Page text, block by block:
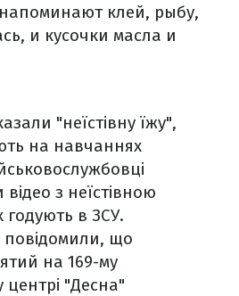
клей, рыбу,
и кусочки масла и
"неїстівну їжу",
на навчаннях
відео з неїстівною
годують в ЗСУ.
повідомили, що
на 169-му
"Десна"